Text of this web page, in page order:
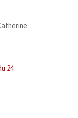
24